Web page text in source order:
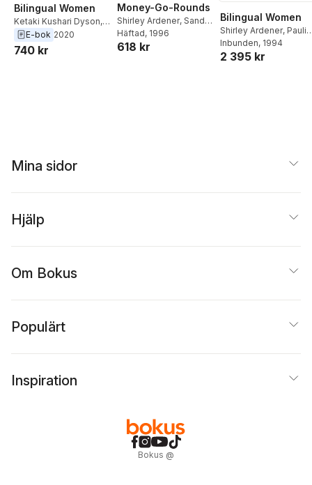
Bilingual Women
Ketaki Kushari Dyson,
Pauline Burton,
Ardener
E-bok 2020
740 kr
Money-Go-Rounds
Shirley Ardener, Sandra
Burman
Häftad, 1996
618 kr
Bilingual Women
Shirley Ardener,
Burton,Ketaki Kushari
Dyson
Inbunden, 1994
2 395 kr
Mina sidor
Hjälp
Om Bokus
Populärt
Inspiration
Bokus @